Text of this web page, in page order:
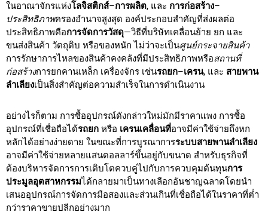
ในอาณาจักรแห่งโลจิสติกส์–การผลิต, และ การก่อสร้าง–
ประสิทธิภาพครองอำนาจสูงสุด องค์ประกอบสำคัญที่ส่งผลต่อ
ประสิทธิภาพคือการจัดการวัสดุ—วิธีที่บริษัทเคลื่อนย้าย ยก และ
ขนส่งสินค้า วัตถุดิบ หรือของหนัก ไม่ว่าจะเป็นศูนย์กระจายสินค้า
การรักษาการไหลของสินค้าคงคลังที่มีประสิทธิภาพหรือสถานที่
ก่อสร้างการยกคานเหล็ก เครื่องจักร เช่นรถยก–เครน, และ สายพาน
ลำเลียงเป็นสิ่งสำคัญต่อความสำเร็จในการดำเนินงาน
อย่างไรก็ตาม การซื้ออุปกรณ์ดังกล่าวใหม่มักมีราคาแพง การซื้อ
อุปกรณ์ที่เชื่อถือได้รถยก หรือ เครนเคลื่อนที่อาจมีค่าใช้จ่ายถึงหก
หลักได้อย่างง่ายดาย ในขณะที่การบูรณาการระบบสายพานลำเลียง
อาจมีค่าใช้จ่ายหลายแสนดอลลาร์ขึ้นอยู่กับขนาด สำหรับธุรกิจที่
ต้องบริหารจัดการการเติบโตควบคู่ไปกับการควบคุมต้นทุนการ
ประมูลอุตสาหกรรมได้กลายมาเป็นทางเลือกอันชาญฉลาดโดยนำ
เสนออุปกรณ์การจัดการมือสองและส่วนเกินที่เชื่อถือได้ในราคาที่ต่ำ
กว่าราคาขายปลีกอย่างมาก